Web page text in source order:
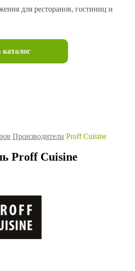
для ресторанов, гостиниц и
каталог
Производители Proff Cuisine
Proff Cuisine